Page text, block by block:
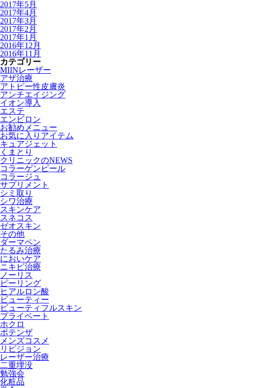
2017年5月
2017年4月
2017年3月
2017年2月
2017年1月
2016年12月
2016年11月
カテゴリー
MIINレーザー
アザ治療
アトピー性皮膚炎
アンチエイジング
イオン導入
エステ
エンビロン
お勧めメニュー
お気に入りアイテム
キュアジェット
くまとり
クリニックのNEWS
コラーゲンピール
コラージュ
サプリメント
シミ取り
シワ治療
スキンケア
スネコス
ゼオスキン
その他
ダーマペン
たるみ治療
においケア
ニキビ治療
ノーリス
ピーリング
ヒアルロン酸
ビューティー
ビューティフルスキン
プライベート
ホクロ
ポテンザ
メンズコスメ
リビジョン
レーザー治療
二重埋没
勉強会
化粧品